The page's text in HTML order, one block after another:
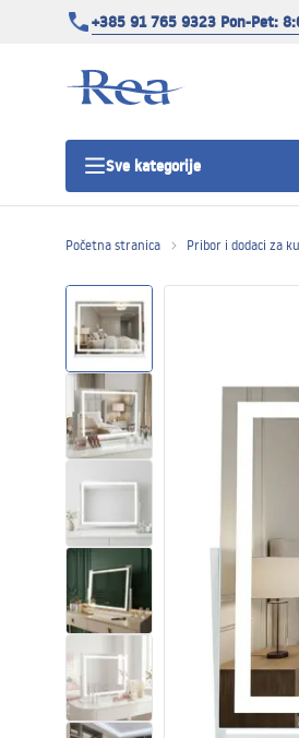
+385 91 765 9323 Pon-Pet:
Sve kategorije
Tuš vrata
Tuš kade
Tuš Kanalice
Umivaonici
Kade i paravani
Miješalice, pipe, slavine
Početna stranica Pribor i dodaci za